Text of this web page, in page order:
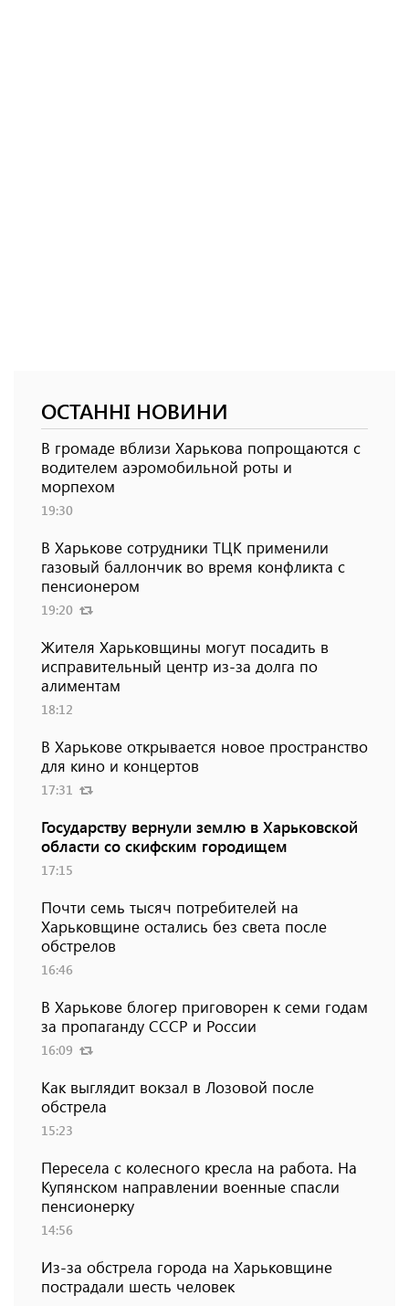
ОСТАННІ НОВИНИ
В громаде вблизи Харькова попрощаются с
водителем аэромобильной роты и
морпехом
19:30
В Харькове сотрудники ТЦК применили
газовый баллончик во время конфликта с
пенсионером
19:20
Жителя Харьковщины могут посадить в
исправительный центр из-за долга по
алиментам
18:12
В Харькове открывается новое пространство
для кино и концертов
17:31
Государству вернули землю в Харьковской
области со скифским городищем
17:15
Почти семь тысяч потребителей на
Харьковщине остались без света после
обстрелов
16:46
В Харькове блогер приговорен к семи годам
за пропаганду СССР и России
16:09
Как выглядит вокзал в Лозовой после
обстрела
15:23
Пересела с колесного кресла на работа. На
Купянском направлении военные спасли
пенсионерку
14:56
Из-за обстрела города на Харьковщине
пострадали шесть человек